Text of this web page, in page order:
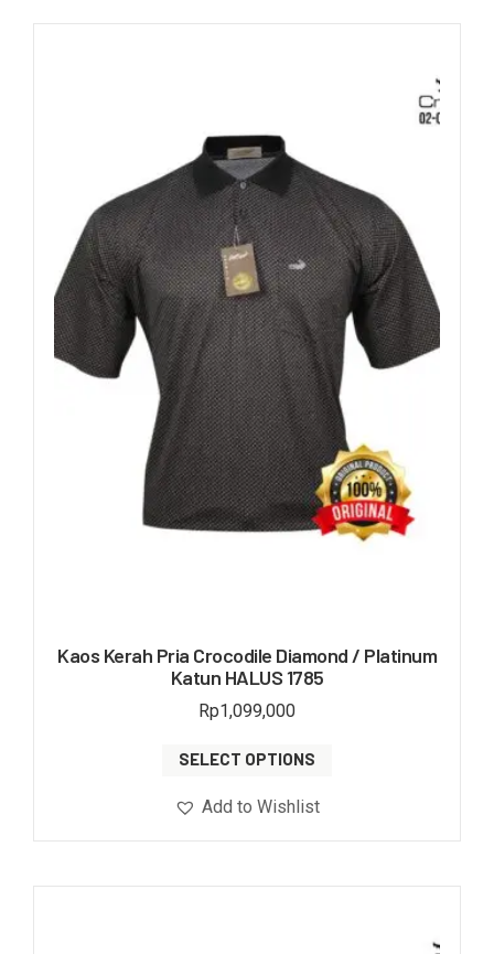
Kaos Kerah Pria Crocodile Diamond / Platinum
Katun HALUS 1785
Rp1,099,000
SELECT OPTIONS
Add to Wishlist